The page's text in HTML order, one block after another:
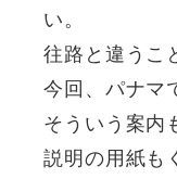
い。
往路と違うこ
今回、パナマ
そういう案内
説明の用紙も